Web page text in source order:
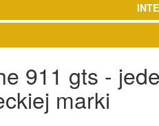
911 gts -
marki